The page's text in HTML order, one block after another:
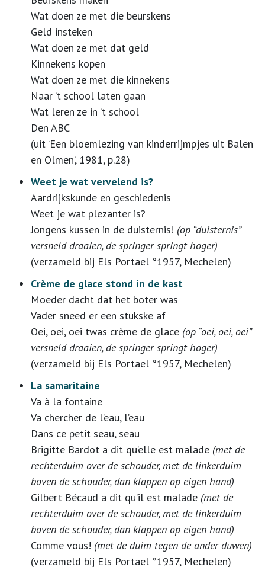
Wat doen ze met die beurskens
Geld insteken
Wat doen ze met dat geld
Kinnekens kopen
Wat doen ze met die kinnekens
Naar ’t school laten gaan
Wat leren ze in ’t school
Den ABC
(uit ‘Een bloemlezing van kinderrijmpjes uit Balen
en Olmen’, 1981, p.28)
Weet je wat vervelend is?
Aardrijkskunde en geschiedenis
Weet je wat plezanter is?
Jongens kussen in de duisternis! (op “duisternis”
versneld draaien, de springer springt hoger)
(verzameld bij Els Portael °1957, Mechelen)
Crème de glace stond in de kast
Moeder dacht dat het boter was
Vader sneed er een stukske af
Oei, oei, oei twas crème de glace (op “oei, oei, oei”
versneld draaien, de springer springt hoger)
(verzameld bij Els Portael °1957, Mechelen)
La samaritaine
Va à la fontaine
Va chercher de l’eau, l’eau
Dans ce petit seau, seau
Brigitte Bardot a dit qu’elle est malade (met de
rechterduim over de schouder, met de linkerduim
boven de schouder, dan klappen op eigen hand)
Gilbert Bécaud a dit qu’il est malade (met de
rechterduim over de schouder, met de linkerduim
boven de schouder, dan klappen op eigen hand)
Comme vous! (met de duim tegen de ander duwen)
(verzameld bij Els Portael °1957, Mechelen)